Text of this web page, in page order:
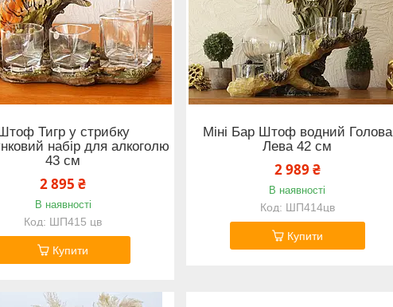
Тигр у стрибку
набір для алкоголю
43 см
2 895 ₴
В наявності
ШП415 цв
Купити
Міні Бар Штоф водний Голова
Лева 42 см
2 989 ₴
В наявності
ШП414цв
Купити